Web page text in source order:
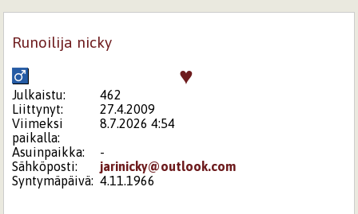
Runoilija nicky
♥
Julkaistu:
462
Liittynyt:
27.4.2009
Viimeksi
paikalla:
8.7.2026 4:54
Asuinpaikka:
-
Sähköposti:
jarinicky@outlook.com
Syntymäpäivä: 4.11.1966